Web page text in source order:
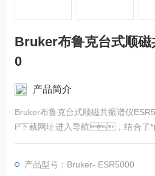
Bruker布鲁克台式顺
0
产品简介
Bruker布鲁克台式顺磁共振谱仪
P下载网址进入导航，结合了*
腔工程应用的拓展经验，
理想的台式波谱仪。
产品型号：Bruker- ESR5000